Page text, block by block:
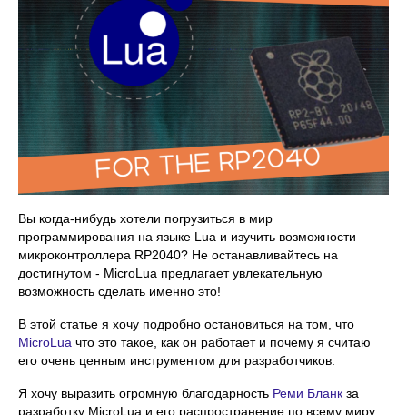
Вы когда-нибудь хотели погрузиться в мир
программирования на языке Lua и изучить возможности
микроконтроллера RP2040? Не останавливайтесь на
достигнутом - MicroLua предлагает увлекательную
возможность сделать именно это!
В этой статье я хочу подробно остановиться на том, что
MicroLua что это такое, как он работает и почему я считаю
его очень ценным инструментом для разработчиков.
Я хочу выразить огромную благодарность Реми Бланк за
разработку MicroLua и его распространение по всему миру.